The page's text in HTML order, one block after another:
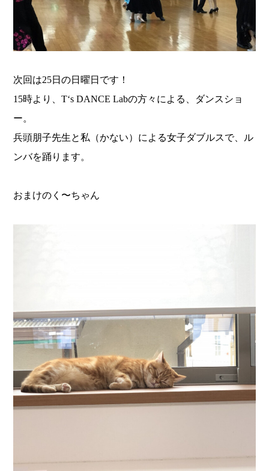
次回は25日の日曜日です！
15時より、T‘s DANCE Labの方々による、ダンスショ
ー。
兵頭朋子先生と私（かない）による女子ダブルスで、ル
ンバを踊ります。
おまけのく〜ちゃん